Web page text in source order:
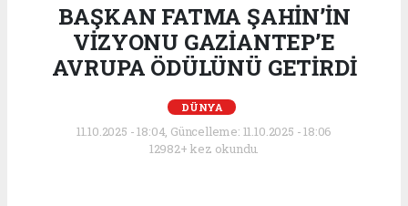
BAŞKAN FATMA ŞAHİN’İN
VİZYONU GAZİANTEP’E
AVRUPA ÖDÜLÜNÜ GETİRDİ
DÜNYA
11.10.2025 - 18:04, Güncelleme: 11.10.2025 - 18:06
12982+ kez okundu.